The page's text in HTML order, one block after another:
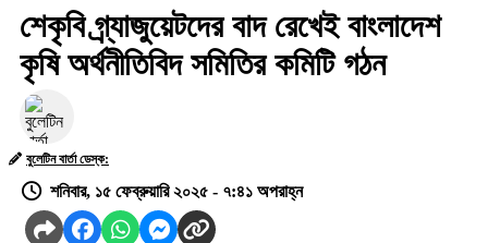
শেকৃবি গ্র্যাজুয়েটদের বাদ রেখেই বাংলাদেশ
কৃষি অর্থনীতিবিদ সমিতির কমিটি গঠন
বুলেটিন বার্তা ডেস্ক:
শনিবার, ১৫ ফেব্রুয়ারি ২০২৫ - ৭:৪১ অপরাহ্ন